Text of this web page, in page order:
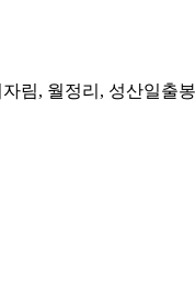
, 월정리, 성산일출